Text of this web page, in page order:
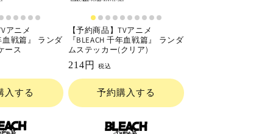
アニメ
血戦篇』 ランダ
ース
入する
【予約商品】TVアニメ
『BLEACH 千年血戦篇』 ランダ
ムステッカー(クリア)
通
常
価
格
214円 税込
予約購入する